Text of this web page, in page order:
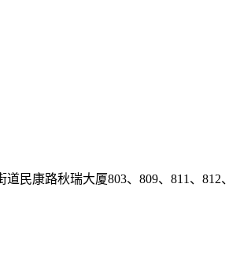
民康路秋瑞大厦803、809、811、812、